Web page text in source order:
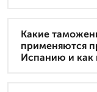
Какие
применяются
Испанию и как